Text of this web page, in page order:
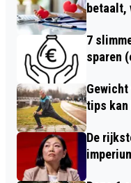
betaalt,
7
sparen
tips kan
De